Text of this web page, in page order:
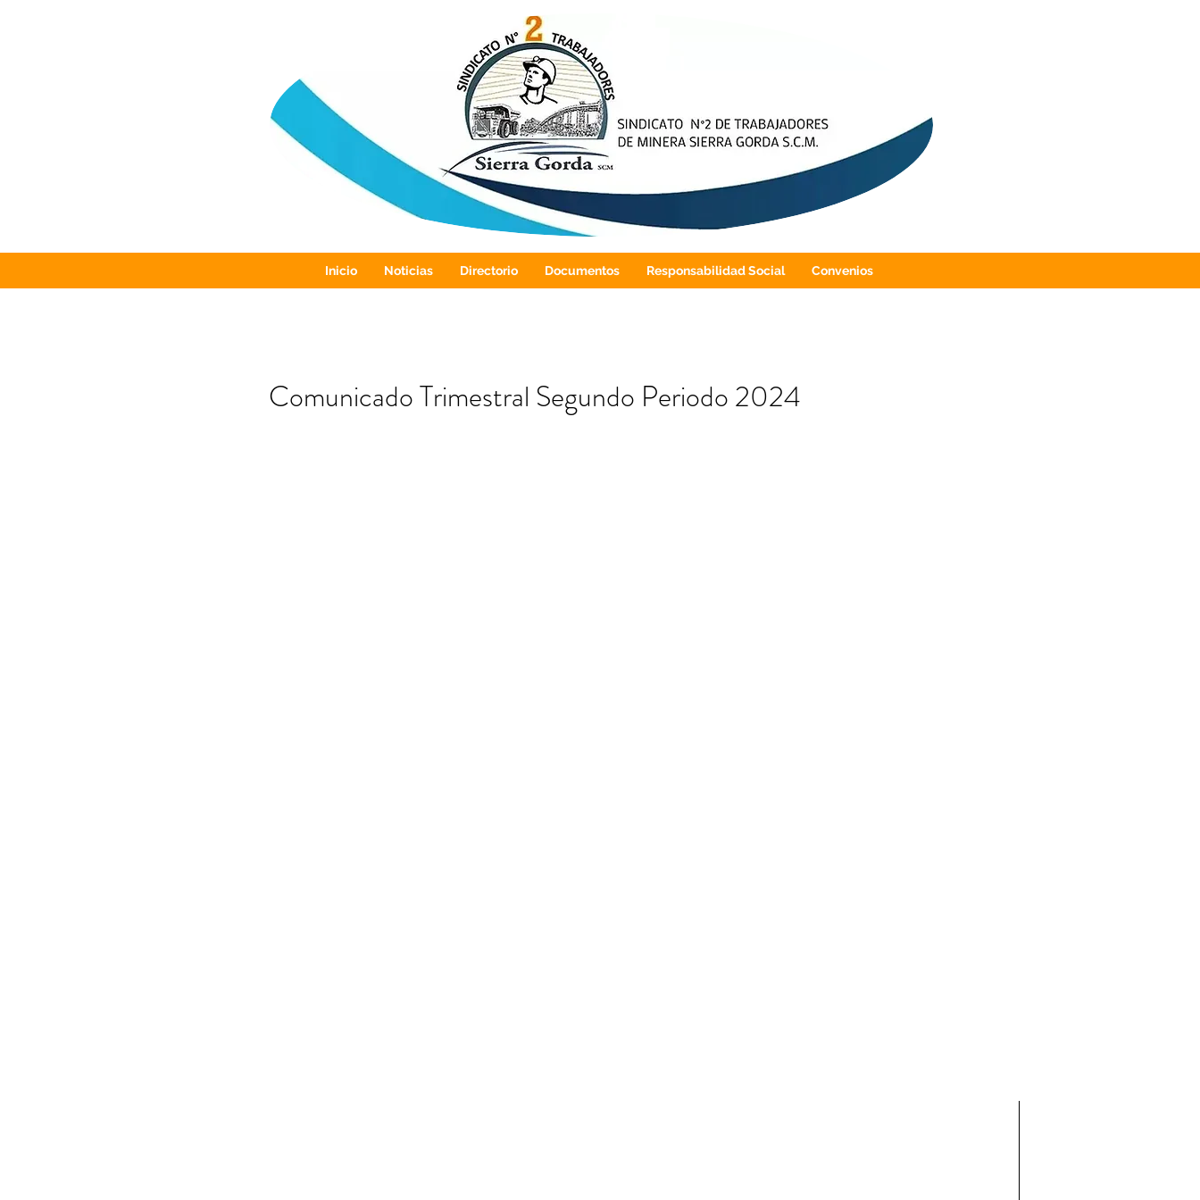
Inicio Noticias Directorio Documentos Responsabilidad Social Convenios
Comunicado Trimestral Segundo Periodo 2024